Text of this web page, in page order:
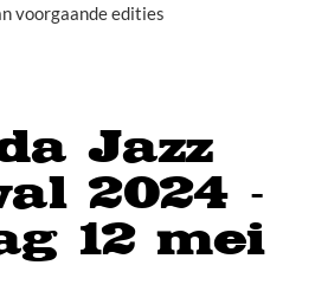
voorgaande edities
Jazz
2024 -
12 mei